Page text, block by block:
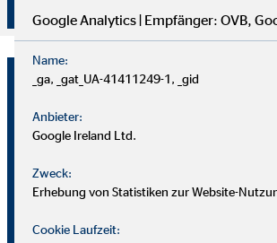
Max-Dominik Windisch
Vermögensberatung AG
Dr. Goerdeler Str. 4
08228 Rodewisch
Google Analytics | Empfänger: OVB,
Name:
_ga, _gat_UA-41411249-1, _gid
Anbieter:
Google Ireland Ltd.
Zweck:
Erhebung von Statistiken zur Website-
Cookie Laufzeit: